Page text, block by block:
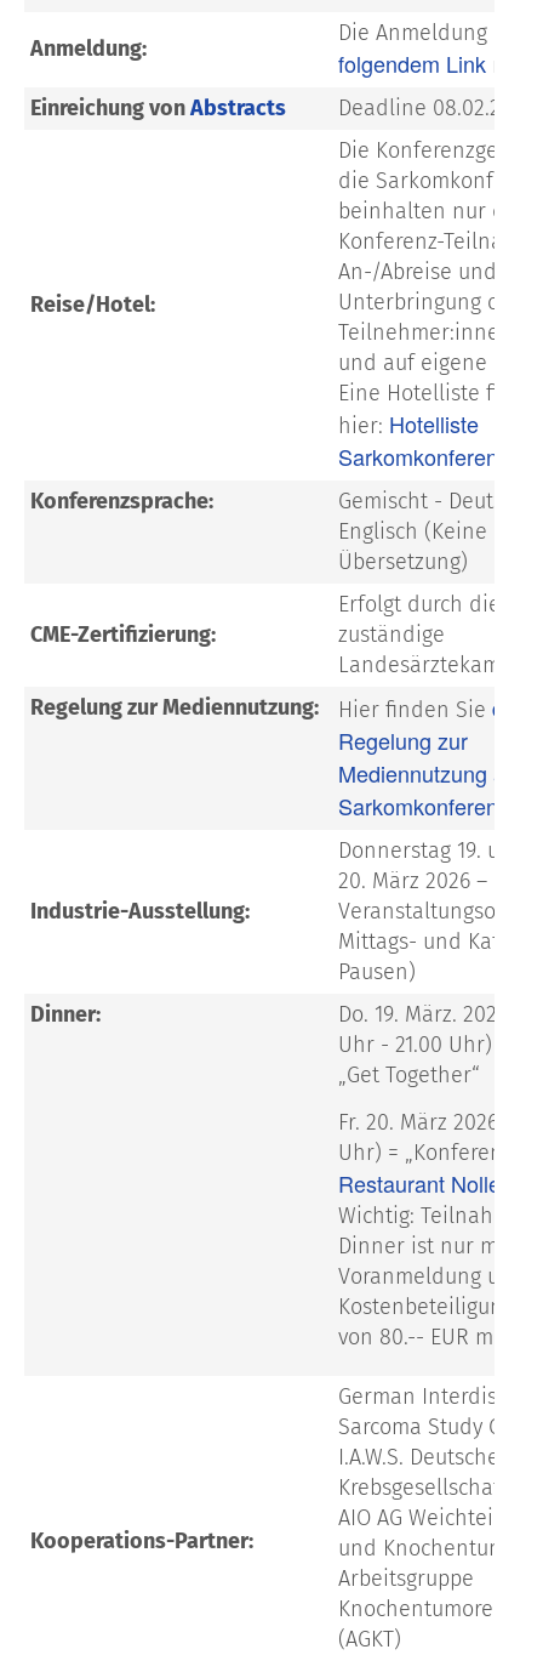
Anmeldung:
Die Anmeldung ist
folgendem Link
Einreichung vonAbstracts Deadline 08.02.2026
Reise/Hotel:
Die
die
beinhalten nur die
Konferenz-
An-/Abreise und
Unterbringung
Teilnehmer:innen
und auf eigene
Eine Hotelliste
hier: Hotelliste
Sarkomkonferenz
Konferenzsprache:
Gemischt - Deutsch
Englisch (Keine
Übersetzung)
CME-Zertifizierung:
Erfolgt durch die
zuständige
Landesärztekammer
Regelung zur Mediennutzung:
Hier finden Sie die
Regelung zur
Mediennutzung auf
Sarkomkonferenz
Industrie-Ausstellung:
Donnerstag 19. und
20. März 2026 – am
Veranstaltungsort
Mittags- und Kaffee-
Pausen)
Dinner:
Do. 19. März. 2026
Uhr - 21.00 Uhr) =
„Get Together“
Fr. 20. März 2026 (ab
Uhr) = „Konferenz-
Restaurant Nolle
Wichtig: Teilnahme
Dinner ist nur mit
Voranmeldung und
Kostenbeteiligung
von 80.-- EUR
Kooperations-Partner:
German
Sarcoma Study
I.A.W.S. Deutsche
Krebsgesellschaft
AIO AG
und
Arbeitsgruppe
Knochentumoren e.V.
(AGKT)